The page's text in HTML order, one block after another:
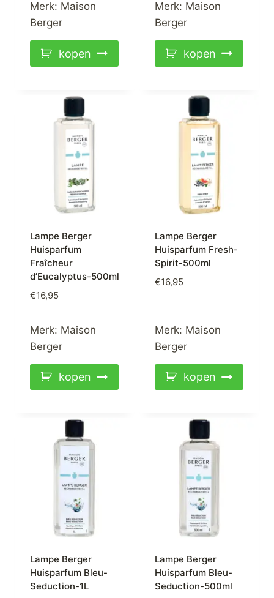
Merk: Maison
Berger
kopen
Merk: Maison
Berger
kopen
Lampe Berger
Huisparfum
Fraîcheur
d’Eucalyptus-500ml
€16,95
Merk: Maison
Berger
kopen
Lampe Berger
Huisparfum Fresh-
Spirit-500ml
€16,95
Merk: Maison
Berger
kopen
Lampe Berger
Huisparfum Bleu-
Seduction-1L
Lampe Berger
Huisparfum Bleu-
Seduction-500ml